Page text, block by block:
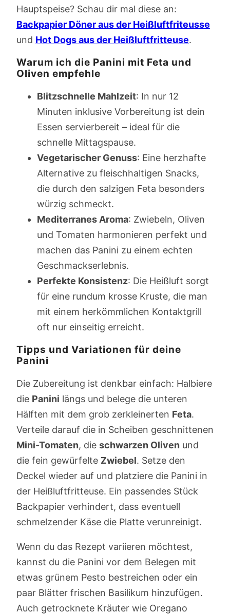
Hauptspeise? Schau dir mal diese an:
Backpapier Döner aus der Heißluftfriteusse
und Hot Dogs aus der Heißluftfritteuse.
Warum ich die Panini mit Feta und
Oliven empfehle
Blitzschnelle Mahlzeit: In nur 12
Minuten inklusive Vorbereitung ist dein
Essen servierbereit – ideal für die
schnelle Mittagspause.
Vegetarischer Genuss: Eine herzhafte
Alternative zu fleischhaltigen Snacks,
die durch den salzigen Feta besonders
würzig schmeckt.
Mediterranes Aroma: Zwiebeln, Oliven
und Tomaten harmonieren perfekt und
machen das Panini zu einem echten
Geschmackserlebnis.
Perfekte Konsistenz: Die Heißluft sorgt
für eine rundum krosse Kruste, die man
mit einem herkömmlichen Kontaktgrill
oft nur einseitig erreicht.
Tipps und Variationen für deine
Panini
Die Zubereitung ist denkbar einfach: Halbiere
die Panini längs und belege die unteren
Hälften mit dem grob zerkleinerten Feta.
Verteile darauf die in Scheiben geschnittenen
Mini-Tomaten, die schwarzen Oliven und
die fein gewürfelte Zwiebel. Setze den
Deckel wieder auf und platziere die Panini in
der Heißluftfritteuse. Ein passendes Stück
Backpapier verhindert, dass eventuell
schmelzender Käse die Platte verunreinigt.
Wenn du das Rezept variieren möchtest,
kannst du die Panini vor dem Belegen mit
etwas grünem Pesto bestreichen oder ein
paar Blätter frischen Basilikum hinzufügen.
Auch getrocknete Kräuter wie Oregano